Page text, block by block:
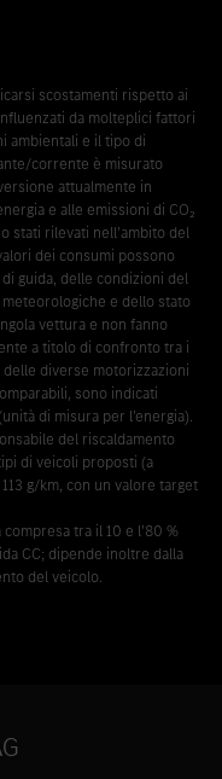
scostamenti rispetto ai
da molteplici fattori
ambientali e il tipo di
corrente è misurato
attualmente in
e alle emissioni di CO₂
stati rilevati nell’ambito del
dei consumi possono
guida, delle condizioni del
e dello stato
vettura e non fanno
a titolo di confronto tra i
diverse motorizzazioni
sono indicati
di misura per l’energia).
del riscaldamento
di veicoli proposti (a
g/km, con un valore target
tra il 10 e l’80 %
CC; dipende inoltre dalla
del veicolo.